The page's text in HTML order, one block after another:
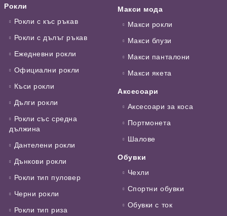
Рокли
Рокли с къс ръкав
Рокли с дълъг ръкав
Ежедневни рокли
Официални рокли
Къси рокли
Дълги рокли
Рокли със средна
дължина
Дантелени рокли
Дънкови рокли
Рокли тип пуловер
Черни рокли
Рокли тип риза
Макси мода
Макси рокли
Макси блузи
Макси панталони
Макси якета
Аксесоари
Аксесоари за коса
Портмонета
Шалове
Обувки
Чехли
Спортни обувки
Обувки с ток